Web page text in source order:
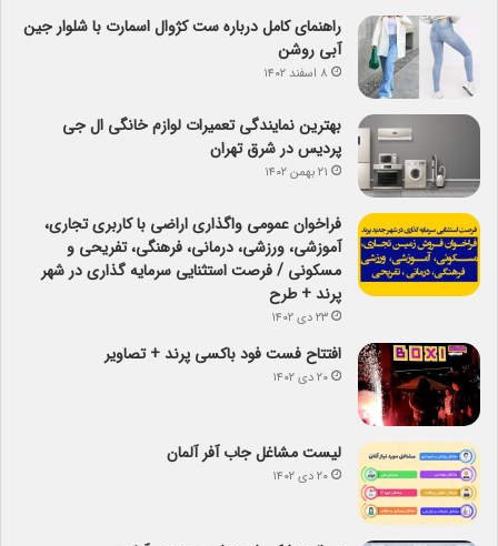
راهنمای کامل درباره ست کژوال اسمارت با شلوار جین
آبی روشن
۸ اسفند ۱۴۰۲
بهترین نمایندگی تعمیرات لوازم خانگی ال جی
پردیس در شرق تهران
۲۱ بهمن ۱۴۰۲
فراخوان عمومی واگذاری اراضی با کاربری تجاری،
آموزشی، ورزشی، درمانی، فرهنگی، تفریحی و
مسکونی / فرصت استثنایی سرمایه گذاری در شهر
پرند + طرح
۲۳ دی ۱۴۰۲
افتتاح فست فود باکسی پرند + تصاویر
۲۰ دی ۱۴۰۲
لیست مشاغل جاب آفر آلمان
۲۰ دی ۱۴۰۲